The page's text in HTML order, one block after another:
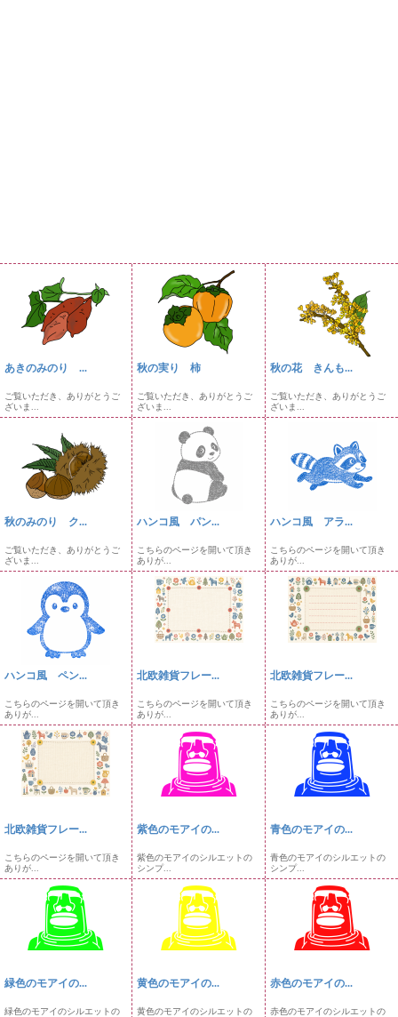
あきのみのり ...
ご覧いただき、ありがとうご
ざいま...
秋の実り 柿
ご覧いただき、ありがとうご
ざいま...
秋の花 きんも...
ご覧いただき、ありがとうご
ざいま...
秋のみのり ク...
ご覧いただき、ありがとうご
ざいま...
ハンコ風 パン...
こちらのページを開いて頂き
ありが...
ハンコ風 アラ...
こちらのページを開いて頂き
ありが...
ハンコ風 ペン...
こちらのページを開いて頂き
ありが...
北欧雑貨フレー...
こちらのページを開いて頂き
ありが...
北欧雑貨フレー...
こちらのページを開いて頂き
ありが...
北欧雑貨フレー...
こちらのページを開いて頂き
ありが...
紫色のモアイの...
紫色のモアイのシルエットの
シンプ...
青色のモアイの...
青色のモアイのシルエットの
シンプ...
緑色のモアイの...
緑色のモアイのシルエットの
黄色のモアイの...
黄色のモアイのシルエットの
赤色のモアイの...
赤色のモアイのシルエットの